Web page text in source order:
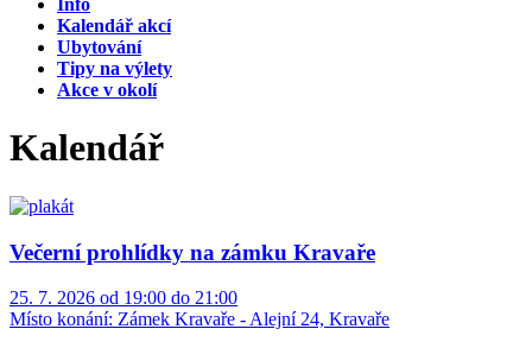
Info
Kalendář akcí
Ubytování
Tipy na výlety
Akce v okolí
Kalendář
Večerní prohlídky na zámku Kravaře
25. 7. 2026 od 19:00 do 21:00
Místo konání: Zámek Kravaře - Alejní 24, Kravaře